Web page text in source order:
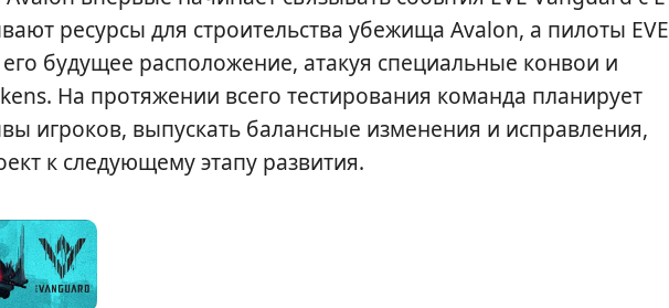
ресурсы для строительства убежища Avalon, а пилоты EVE
будущее расположение, атакуя специальные конвои и
На протяжении всего тестирования команда планирует
игроков, выпускать балансные изменения и исправления,
к следующему этапу развития.